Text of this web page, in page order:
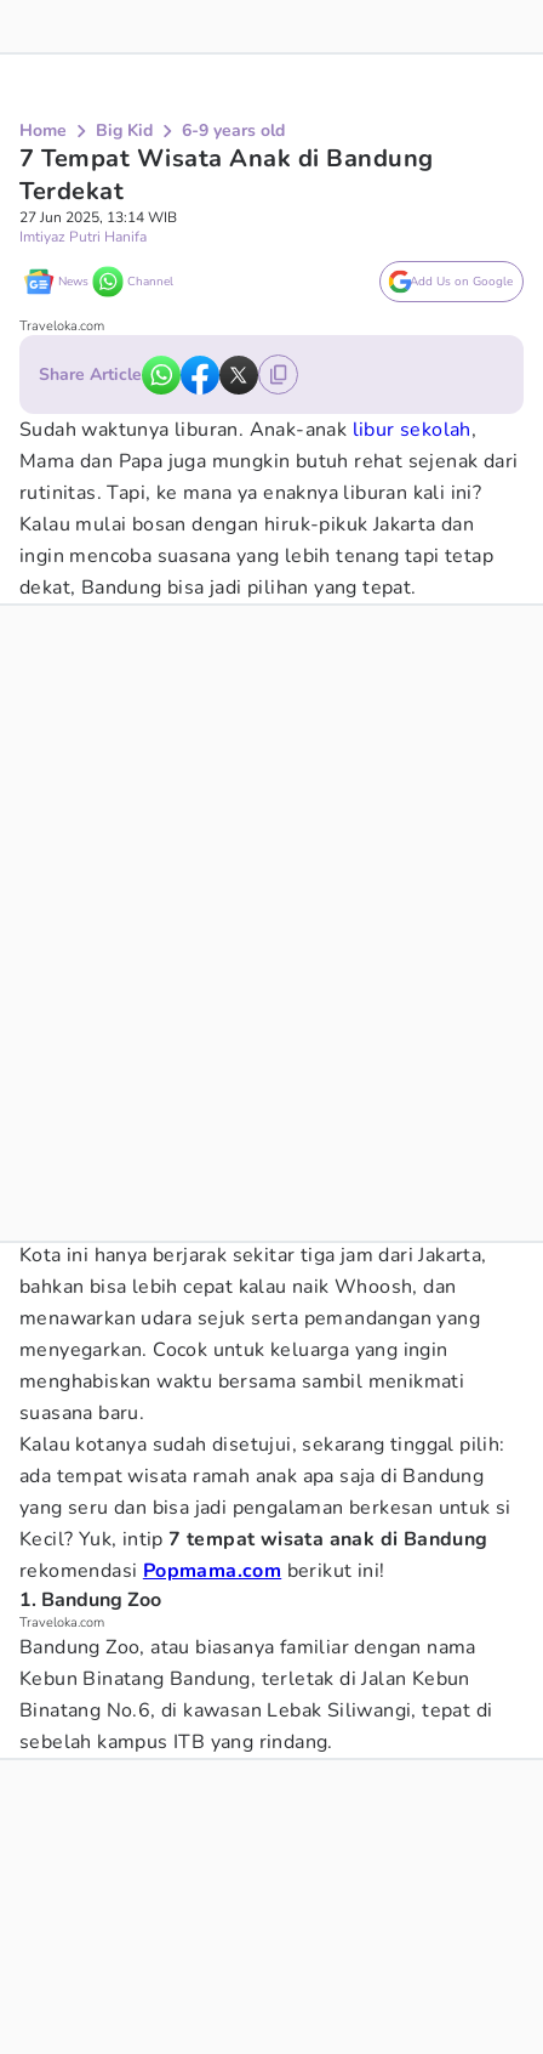
Home Big Kid 6-9 years old
7 Tempat Wisata Anak di Bandung
Terdekat
27 Jun 2025, 13:14 WIB
Imtiyaz Putri Hanifa
News Channel Add Us on Google
Traveloka.com
Share Article
Sudah waktunya liburan. Anak-anak libur sekolah,
Mama dan Papa juga mungkin butuh rehat sejenak dari
rutinitas. Tapi, ke mana ya enaknya liburan kali ini?
Kalau mulai bosan dengan hiruk-pikuk Jakarta dan
ingin mencoba suasana yang lebih tenang tapi tetap
dekat, Bandung bisa jadi pilihan yang tepat.
Kota ini hanya berjarak sekitar tiga jam dari Jakarta,
bahkan bisa lebih cepat kalau naik Whoosh, dan
menawarkan udara sejuk serta pemandangan yang
menyegarkan. Cocok untuk keluarga yang ingin
menghabiskan waktu bersama sambil menikmati
suasana baru.
Kalau kotanya sudah disetujui, sekarang tinggal pilih:
ada tempat wisata ramah anak apa saja di Bandung
yang seru dan bisa jadi pengalaman berkesan untuk si
Kecil? Yuk, intip7 tempat wisata anak di Bandung
rekomendasi Popmama.com berikut ini!
1. Bandung Zoo
Traveloka.com
Bandung Zoo, atau biasanya familiar dengan nama
Kebun Binatang Bandung, terletak di Jalan Kebun
Binatang No.6, di kawasan Lebak Siliwangi, tepat di
sebelah kampus ITB yang rindang.